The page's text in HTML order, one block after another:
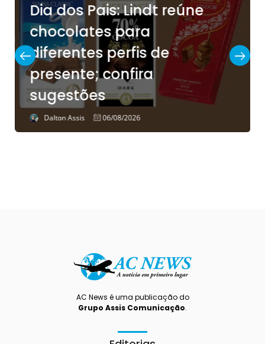
Dia dos Pais: Lindt reúne
chocolates para
diferentes perfis de
presente; confira
sugestões
Dalton Assis 06/08/2026
AC News é uma publicação do
Grupo Assis Comunicação.